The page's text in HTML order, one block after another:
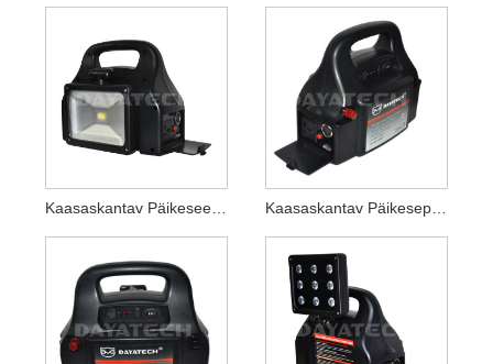
Kaasaskantav Päikeseelektrijaama Inverter LED-Töötuli